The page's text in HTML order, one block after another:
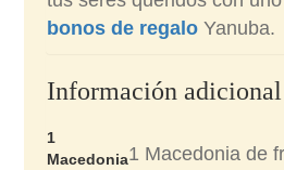
bonos de regalo Yanuba.
Información adicional
1
Macedonia1 Macedonia de